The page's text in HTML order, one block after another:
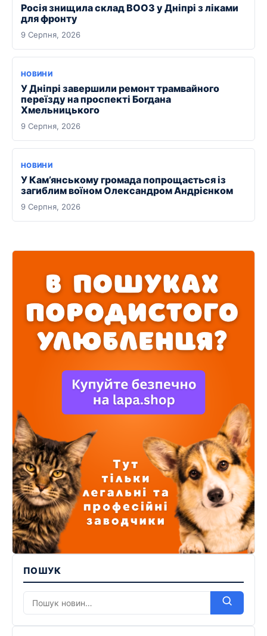
Росія знищила склад ВООЗ у Дніпрі з ліками
для фронту
9 Серпня, 2026
НОВИНИ
У Дніпрі завершили ремонт трамвайного
переїзду на проспекті Богдана
Хмельницького
9 Серпня, 2026
НОВИНИ
У Кам’янському громада попрощається із
загиблим воїном Олександром Андрієнком
9 Серпня, 2026
ПОШУК